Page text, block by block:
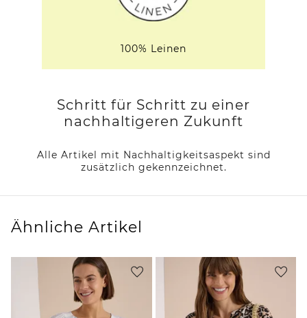
100% Leinen
Schritt für Schritt zu einer
nachhaltigeren Zukunft
Alle Artikel mit Nachhaltigkeitsaspekt sind
zusätzlich gekennzeichnet.
Ähnliche Artikel